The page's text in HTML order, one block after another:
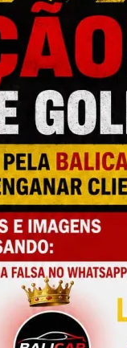
Marca:
Número
Cor:
Posição:
Lado:
Origem:
Altura